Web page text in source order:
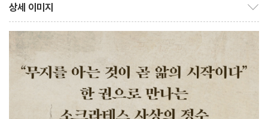
상세 이미지